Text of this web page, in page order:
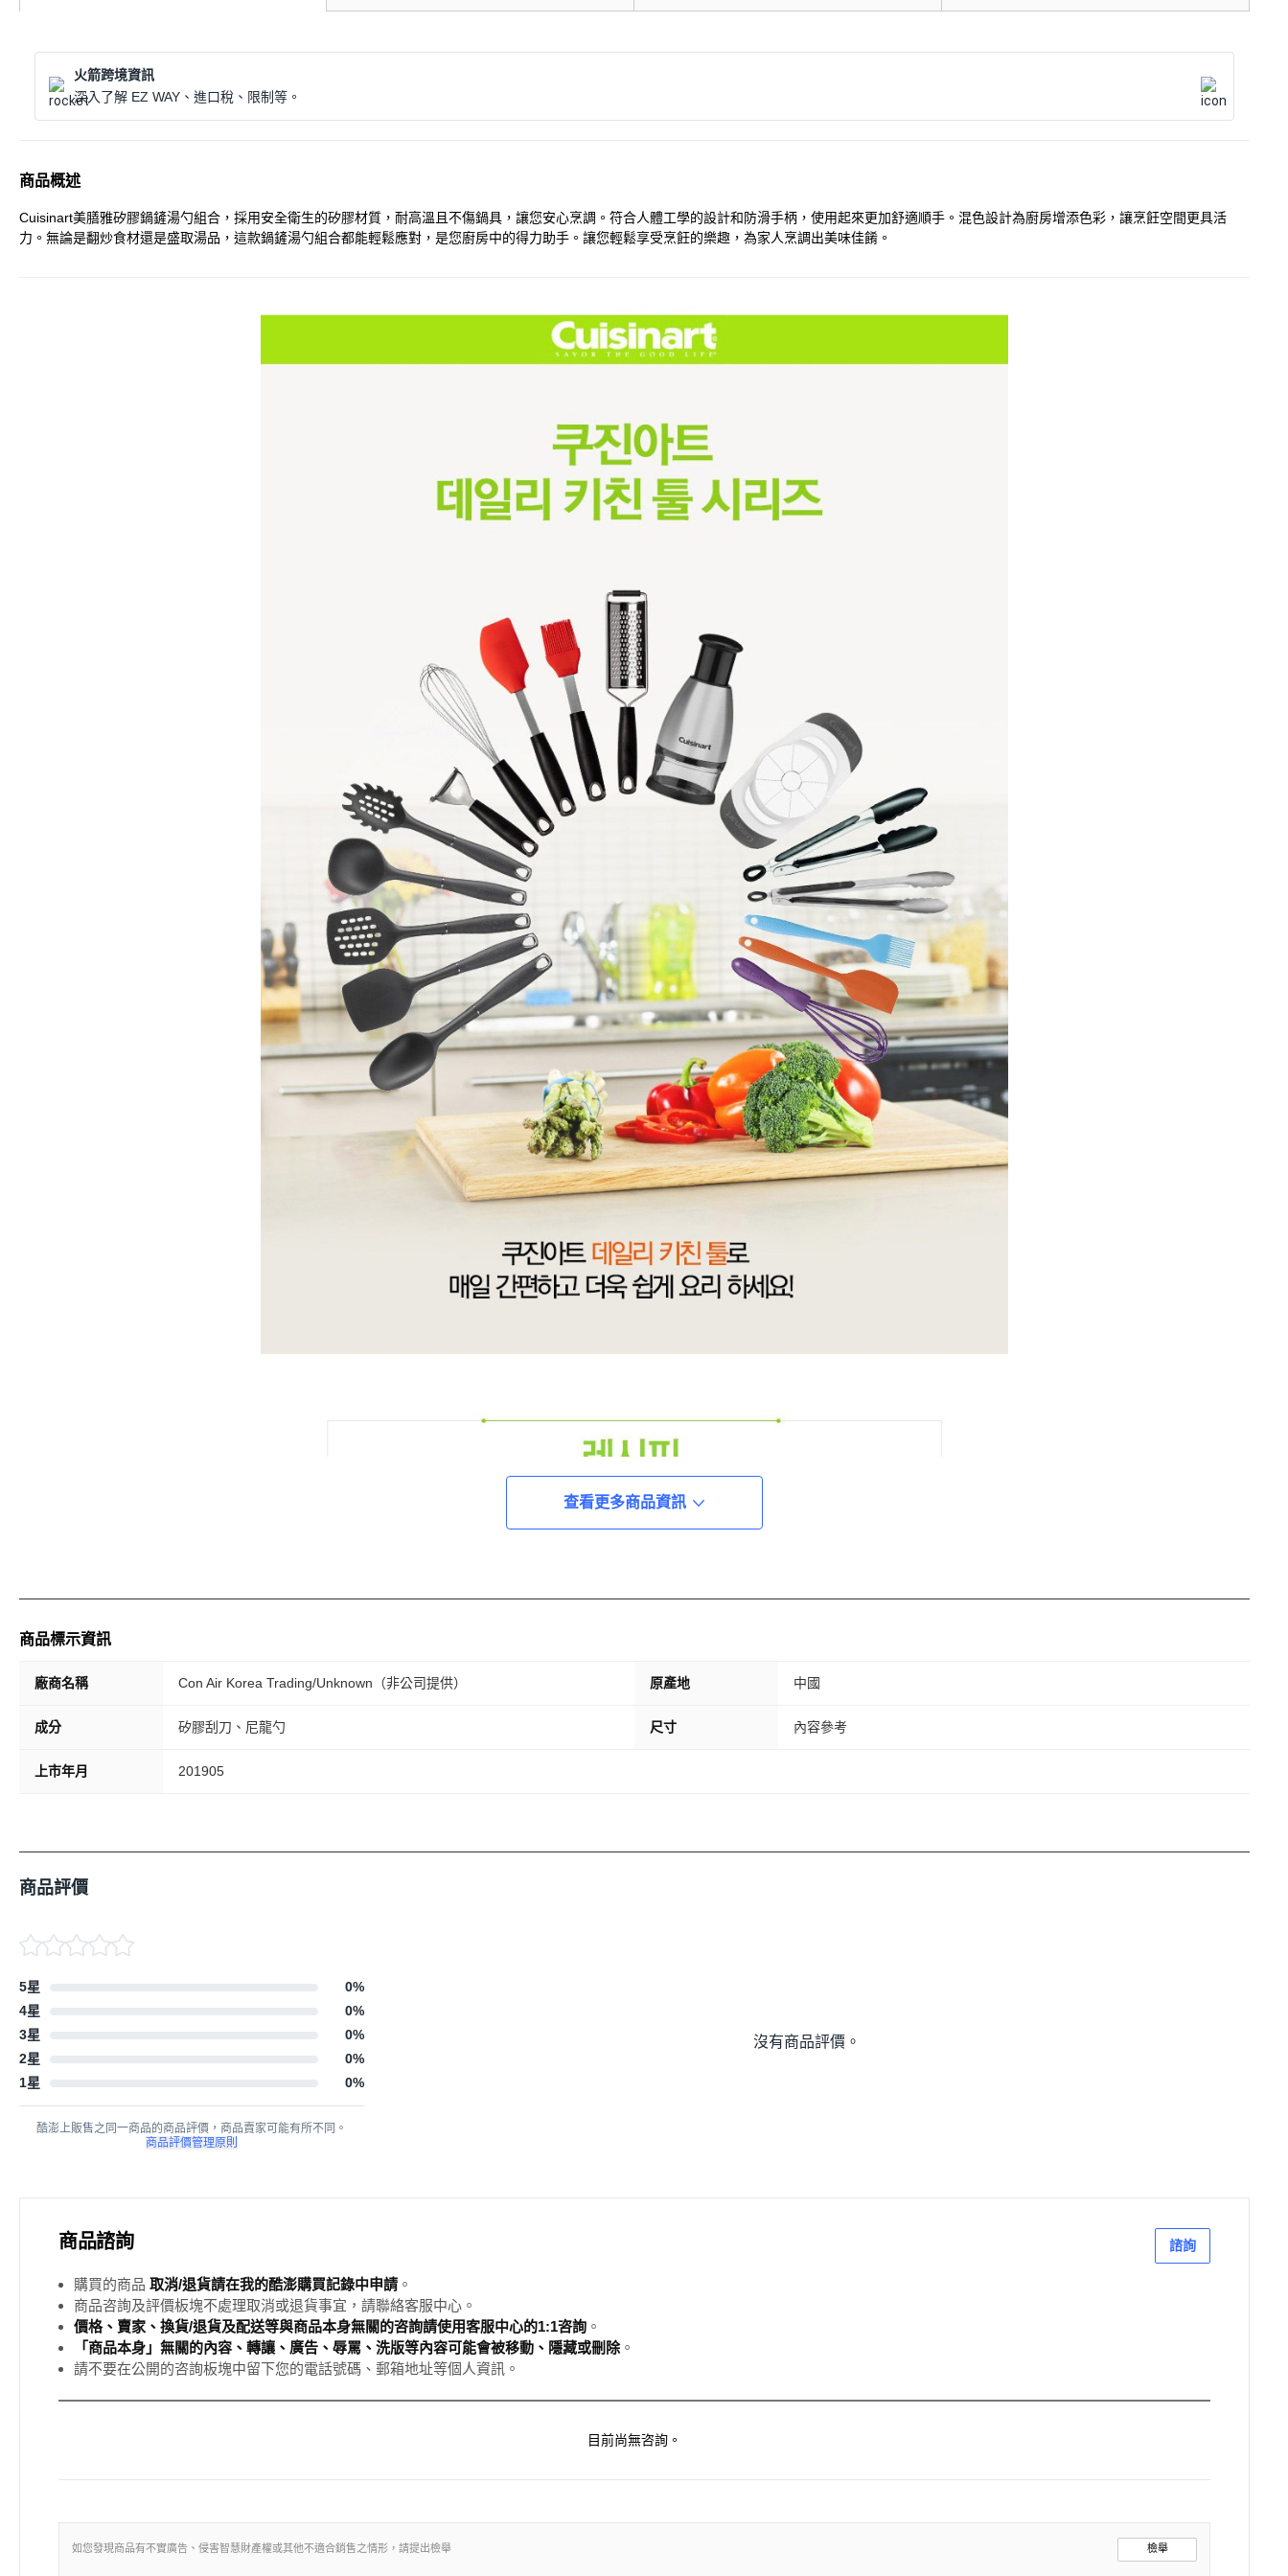
火箭跨境資訊
深入了解 EZ WAY、進口稅、限制等。
商品概述
Cuisinart美膳雅矽膠鍋鏟湯勺組合，採用安全衛生的矽膠材質，耐高溫且不傷鍋具，讓您安心烹調。符合人體工學的設計和防滑手柄，使用起來更加舒適順手。混色設計為廚房增添色彩，讓烹飪空間更具活
力。無論是翻炒食材還是盛取湯品，這款鍋鏟湯勺組合都能輕鬆應對，是您廚房中的得力助手。讓您輕鬆享受烹飪的樂趣，為家人烹調出美味佳餚。
查看更多商品資訊
商品標示資訊
廠商名稱 Con Air Korea Trading/Unknown（非公司提供） 原產地 中國
成分 矽膠刮刀、尼龍勺 尺寸 內容參考
上市年月 201905
商品評價
5星 0%
4星
0%
3星
0%
2星
0%
1星
0%
酷澎上販售之同一商品的商品評價，商品賣家可能有所不同。
商品評價管理原則
沒有商品評價。
商品諮詢 諮詢
購買的商品 取消/退貨請在我的酷澎購買記錄中申請 。
商品咨詢及評價板塊不處理取消或退貨事宜，請聯絡客服中心。
價格、賣家、換貨/退貨及配送等與商品本身無關的咨詢請使用客服中心的1:1咨詢 。
「商品本身」無關的內容、轉讓、廣告、辱罵、洗版等內容可能會被移動、隱藏或刪除。
請不要在公開的咨詢板塊中留下您的電話號碼、郵箱地址等個人資訊。
目前尚無咨詢。
如您發現商品有不實廣告、侵害智慧財產權或其他不適合銷售之情形，請提出檢舉 檢舉